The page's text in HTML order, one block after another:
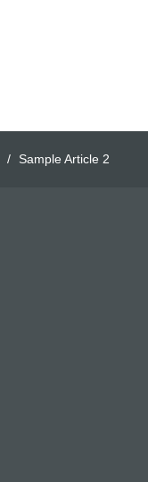
/ Sample Article 2